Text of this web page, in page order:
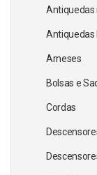
Antiquedas
Antiquedas
Arneses
Bolsas e
Cordas